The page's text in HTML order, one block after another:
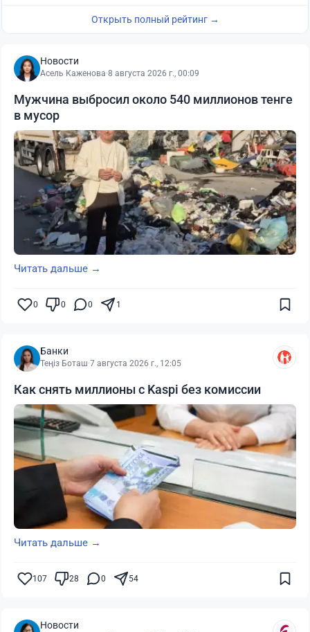
Открыть полный рейтинг →
Новости
Асель Каженова·8 августа 2026 г., 00:09
Мужчина выбросил около 540 миллионов тенге
в мусор
Читать дальше →
0 0 0 1
Банки
Теңіз Боташ·7 августа 2026 г., 12:05
Как снять миллионы с Kaspi без комиссии
Читать дальше →
107 28 0 54
Новости